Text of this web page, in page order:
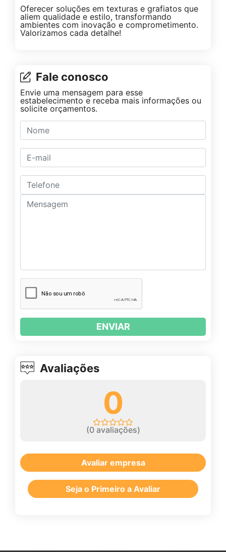
Oferecer soluções em texturas e grafiatos que
aliem qualidade e estilo, transformando
ambientes com inovação e comprometimento.
Valorizamos cada detalhe!
Fale conosco
Envie uma mensagem para esse
estabelecimento e receba mais informações ou
solicite orçamentos.
ENVIAR
Avaliações
0
(0avaliações)
Avaliar empresa
Seja o Primeiro a Avaliar